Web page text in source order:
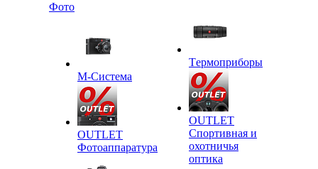
Фото
M-Система
OUTLET
Фотоаппаратура
Tермоприборы
OUTLET
Спортивная и
охотничья
оптика